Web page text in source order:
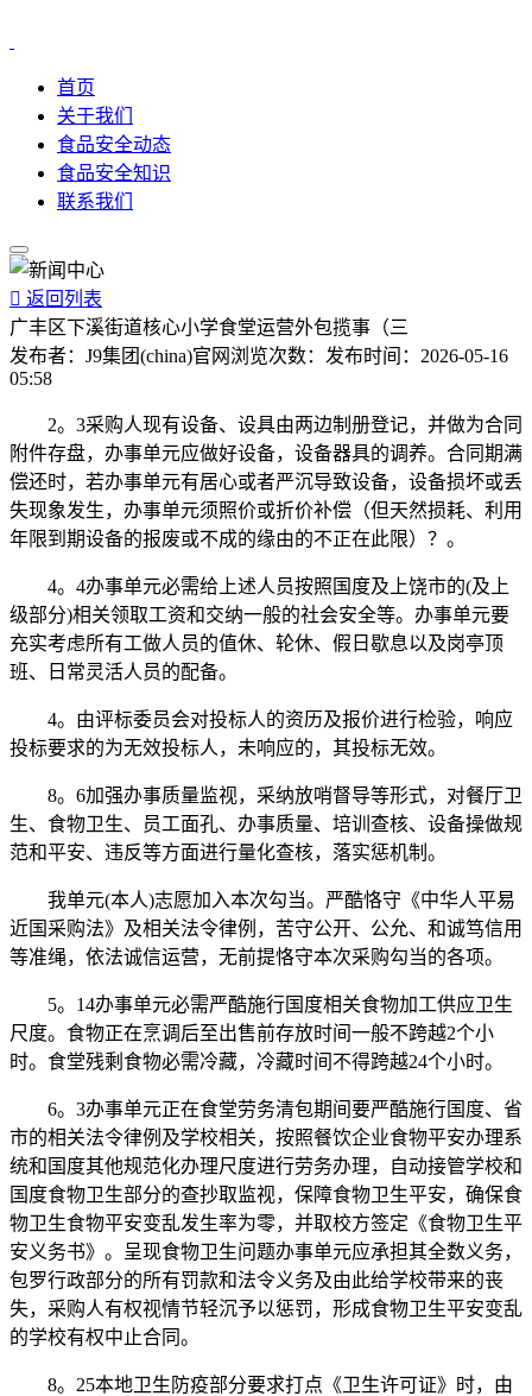
首页
关于我们
食品安全动态
食品安全知识
联系我们
 返回列表
广丰区下溪街道核心小学食堂运营外包揽事（三
发布者： J9集团(china)官网 浏览次数： 发布时间： 2026-05-16
05:58
2。3采购人现有设备、设具由两边制册登记，并做为合同
附件存盘，办事单元应做好设备，设备器具的调养。合同期满
偿还时，若办事单元有居心或者严沉导致设备，设备损坏或丢
失现象发生，办事单元须照价或折价补偿（但天然损耗、利用
年限到期设备的报废或不成的缘由的不正在此限）？。
4。4办事单元必需给上述人员按照国度及上饶市的(及上
级部分)相关领取工资和交纳一般的社会安全等。办事单元要
充实考虑所有工做人员的值休、轮休、假日歇息以及岗亭顶
班、日常灵活人员的配备。
4。由评标委员会对投标人的资历及报价进行检验，响应
投标要求的为无效投标人，未响应的，其投标无效。
8。6加强办事质量监视，采纳放哨督导等形式，对餐厅卫
生、食物卫生、员工面孔、办事质量、培训查核、设备操做规
范和平安、违反等方面进行量化查核，落实惩机制。
我单元(本人)志愿加入本次勾当。严酷恪守《中华人平易
近国采购法》及相关法令律例，苦守公开、公允、和诚笃信用
等准绳，依法诚信运营，无前提恪守本次采购勾当的各项。
5。14办事单元必需严酷施行国度相关食物加工供应卫生
尺度。食物正在烹调后至出售前存放时间一般不跨越2个小
时。食堂残剩食物必需冷藏，冷藏时间不得跨越24个小时。
6。3办事单元正在食堂劳务清包期间要严酷施行国度、省
市的相关法令律例及学校相关，按照餐饮企业食物平安办理系
统和国度其他规范化办理尺度进行劳务办理，自动接管学校和
国度食物卫生部分的查抄取监视，保障食物卫生平安，确保食
物卫生食物平安变乱发生率为零，并取校方签定《食物卫生平
安义务书》。呈现食物卫生问题办事单元应承担其全数义务，
包罗行政部分的所有罚款和法令义务及由此给学校带来的丧
失，采购人有权视情节轻沉予以惩罚，形成食物卫生平安变乱
的学校有权中止合同。
8。25本地卫生防疫部分要求打点《卫生许可证》时，由